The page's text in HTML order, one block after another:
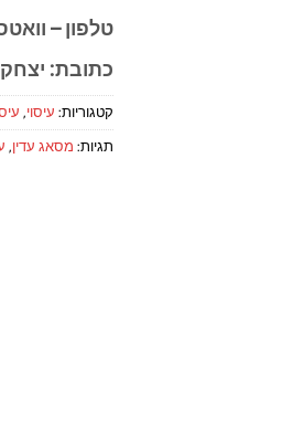
טלפון – וואטסאפ –
כתובת: יצחק רגר 183,
קטגוריות: עיסוי,
תגיות: מסאג עדין,